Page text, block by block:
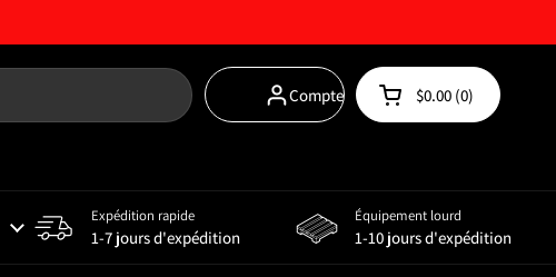
Compte Chariot ouvert
Panier d'achat
$0.00 0
produits dans votre
Tapis et revêtements de sol Solutions de stockage
Expédition rapide
1-7 jours d'expédition
Équipement lourd
1-10 jours d'expédition